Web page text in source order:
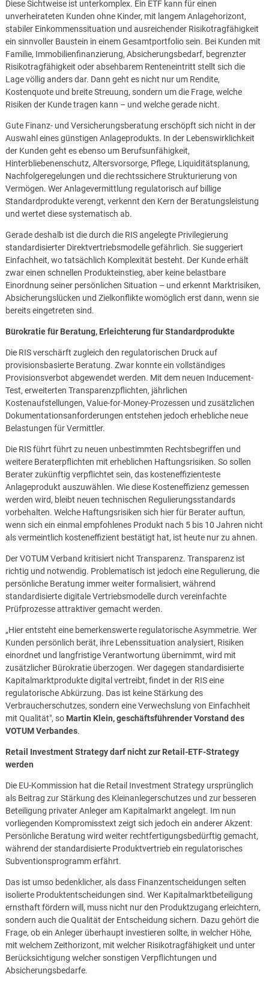
Diese Sichtweise ist unterkomplex. Ein ETF kann für einen
unverheirateten Kunden ohne Kinder, mit langem Anlagehorizont,
stabiler Einkommenssituation und ausreichender Risikotragfähigkeit
ein sinnvoller Baustein in einem Gesamtportfolio sein. Bei Kunden mit
Familie, Immobilienfinanzierung, Absicherungsbedarf, begrenzter
Risikotragfähigkeit oder absehbarem Renteneintritt stellt sich die
Lage völlig anders dar. Dann geht es nicht nur um Rendite,
Kostenquote und breite Streuung, sondern um die Frage, welche
Risiken der Kunde tragen kann – und welche gerade nicht.
Gute Finanz- und Versicherungsberatung erschöpft sich nicht in der
Auswahl eines günstigen Anlageprodukts. In der Lebenswirklichkeit
der Kunden geht es ebenso um Berufsunfähigkeit,
Hinterbliebenenschutz, Altersvorsorge, Pflege, Liquiditätsplanung,
Nachfolgeregelungen und die rechtssichere Strukturierung von
Vermögen. Wer Anlagevermittlung regulatorisch auf billige
Standardprodukte verengt, verkennt den Kern der Beratungsleistung
und wertet diese systematisch ab.
Gerade deshalb ist die durch die RIS angelegte Privilegierung
standardisierter Direktvertriebsmodelle gefährlich. Sie suggeriert
Einfachheit, wo tatsächlich Komplexität besteht. Der Kunde erhält
zwar einen schnellen Produkteinstieg, aber keine belastbare
Einordnung seiner persönlichen Situation – und erkennt Marktrisiken,
Absicherungslücken und Zielkonflikte womöglich erst dann, wenn sie
bereits eingetreten sind.
Bürokratie für Beratung, Erleichterung für Standardprodukte
Die RIS verschärft zugleich den regulatorischen Druck auf
provisionsbasierte Beratung. Zwar konnte ein vollständiges
Provisionsverbot abgewendet werden. Mit dem neuen Inducement-
Test, erweiterten Transparenzpflichten, jährlichen
Kostenaufstellungen, Value-for-Money-Prozessen und zusätzlichen
Dokumentationsanforderungen entstehen jedoch erhebliche neue
Belastungen für Vermittler.
Die RIS führt führt zu neuen unbestimmten Rechtsbegriffen und
weitere Beraterpflichten mit erheblichen Haftungsrisiken. So sollen
Berater zukünftig verpflichtet sein, das kosteneffizienteste
Anlageprodukt auszuwählen. Wie diese Kosteneffizienz gemessen
werden wird, bleibt neuen technischen Regulierungsstandards
vorbehalten. Welche Haftungsrisiken sich hier für Berater auftun,
wenn sich ein einmal empfohlenes Produkt nach 5 bis 10 Jahren nicht
als vermeintlich kosteneffizient bestätigt hat, ist heute nur zu ahnen.
Der VOTUM Verband kritisiert nicht Transparenz. Transparenz ist
richtig und notwendig. Problematisch ist jedoch eine Regulierung, die
persönliche Beratung immer weiter formalisiert, während
standardisierte digitale Vertriebsmodelle durch vereinfachte
Prüfprozesse attraktiver gemacht werden.
„Hier entsteht eine bemerkenswerte regulatorische Asymmetrie. Wer
Kunden persönlich berät, ihre Lebenssituation analysiert, Risiken
einordnet und langfristige Verantwortung übernimmt, wird mit
zusätzlicher Bürokratie überzogen. Wer dagegen standardisierte
Kapitalmarktprodukte digital vertreibt, findet in der RIS eine
regulatorische Abkürzung. Das ist keine Stärkung des
Verbraucherschutzes, sondern eine Verwechslung von Einfachheit
mit Qualität", so Martin Klein, geschäftsführender Vorstand des
VOTUM Verbandes.
Retail Investment Strategy darf nicht zur Retail-ETF-Strategy
werden
Die EU-Kommission hat die Retail Investment Strategy ursprünglich
als Beitrag zur Stärkung des Kleinanlegerschutzes und zur besseren
Beteiligung privater Anleger am Kapitalmarkt angelegt. Im nun
vorliegenden Kompromisstext zeigt sich jedoch ein anderer Akzent:
Persönliche Beratung wird weiter rechtfertigungsbedürftig gemacht,
während der standardisierte Produktvertrieb ein regulatorisches
Subventionsprogramm erfährt.
Das ist umso bedenklicher, als dass Finanzentscheidungen selten
isolierte Produktentscheidungen sind. Wer Kapitalmarktbeteiligung
ernsthaft fördern will, muss nicht nur den Produktzugang erleichtern,
sondern auch die Qualität der Entscheidung sichern. Dazu gehört die
Frage, ob ein Anleger überhaupt investieren sollte, in welcher Höhe,
mit welchem Zeithorizont, mit welcher Risikotragfähigkeit und unter
Berücksichtigung welcher sonstigen Verpflichtungen und
Absicherungsbedarfe.